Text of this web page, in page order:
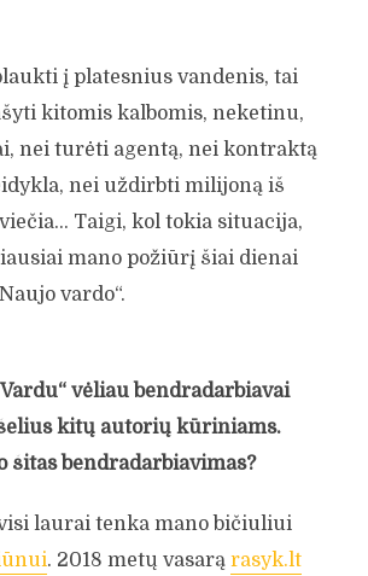
į platesnius vandenis, tai
kitomis kalbomis, neketinu,
nei turėti agentą, nei kontraktą
nei uždirbti milijoną iš
Taigi, kol tokia situacija,
mano požiūrį šiai dienai
vardo“.
vėliau bendradarbiavai
kitų autorių kūriniams.
šitas bendradarbiavimas?
laurai tenka mano bičiuliui
. 2018 metų vasarą rasyk.lt